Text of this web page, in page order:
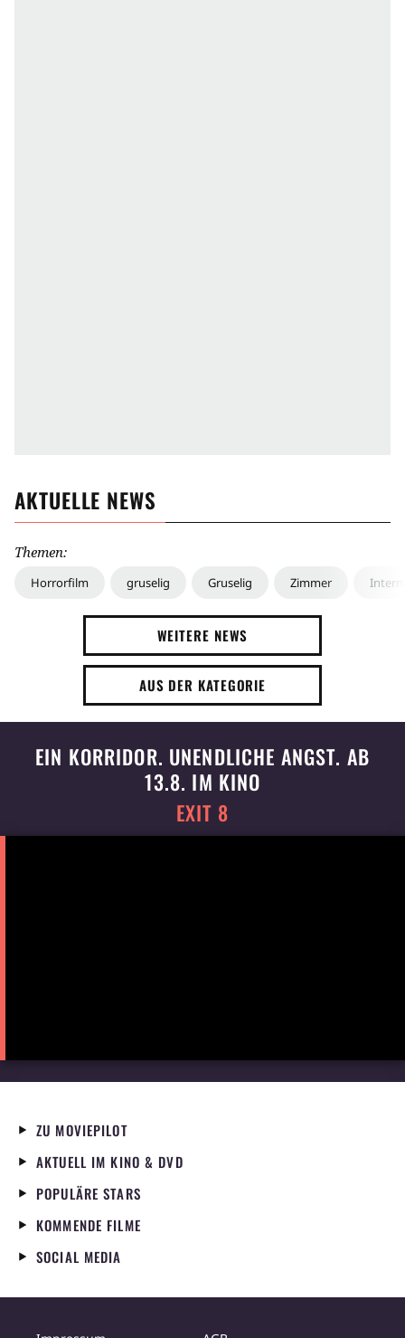
AKTUELLE NEWS
Themen:
Horrorfilm gruselig Gruselig Zimmer
WEITERE NEWS
AUS DER KATEGORIE
EIN KORRIDOR. UNENDLICHE ANGST. AB
13.8. IM KINO
EXIT 8
ZU MOVIEPILOT
AKTUELL IM KINO & DVD
POPULÄRE STARS
KOMMENDE FILME
SOCIAL MEDIA